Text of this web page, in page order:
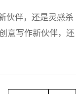
伙伴，还是灵感杀
意写作新伙伴，还